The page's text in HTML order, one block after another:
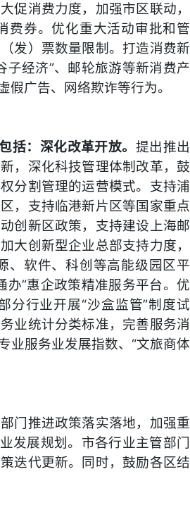
促消费力度，加强市区联动，
费券。优化重大活动审批和管
发）票数量限制。打造消费新
经济”、邮轮旅游等新消费产
广告、网络欺诈等行为。
括：深化改革开放。 提出推出
，深化科技管理体制改革，鼓
分割管理的运营模式。支持浦
，支持临港新片区等国家重点
创新区政策，支持建设上海邮
大创新型企业总部支持力度，
、软件、科创等高能级园区平
办”惠企政策精准服务平台。优
分行业开展“沙盒监管”制度试
业统计分类标准，完善服务消
业服务业发展指数、“文旅商体
门推进政策落实落地，加强重
发展规划。市各行业主管部门
迭代更新。同时，鼓励各区结